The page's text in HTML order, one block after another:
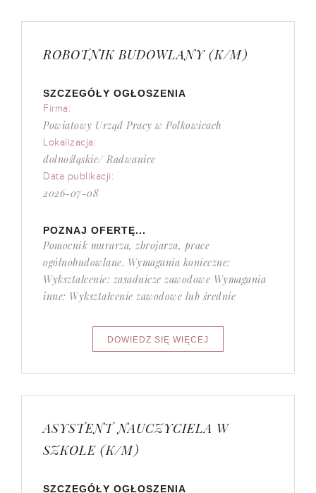
ROBOTNIK BUDOWLANY (K/M)
SZCZEGÓŁY OGŁOSZENIA
Firma:
Powiatowy Urząd Pracy w Polkowicach
Lokalizacja:
dolnośląskie/ Radwanice
Data publikacji:
2026-07-08
POZNAJ OFERTĘ...
Pomocnik murarza, zbrojarza, prace
ogólnobudowlane. Wymagania konieczne:
Wykształcenie: zasadnicze zawodowe Wymagania
inne: Wykształcenie zawodowe lub średnie
ASYSTENT NAUCZYCIELA W
SZKOLE (K/M)
SZCZEGÓŁY OGŁOSZENIA